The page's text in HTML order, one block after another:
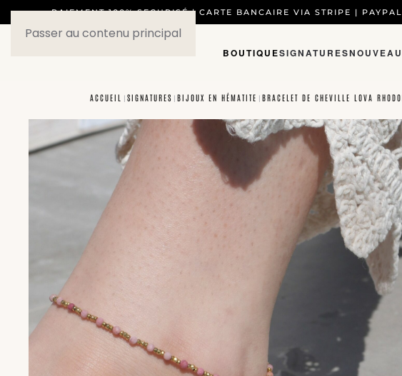
Passer au contenu principal
PAIEMENT 100% SECURISÉ | CARTE BANCAIRE VIA STRIPE |
BOUTIQUESIGNATURES
ACCUEIL SIGNATURES BIJOUX EN HÉMATITE BRACELET DE CHEVILLE LOVA